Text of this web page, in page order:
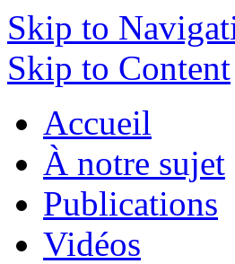
Skip to
Skip to Content
Accueil
À notre sujet
Publications
Vidéos